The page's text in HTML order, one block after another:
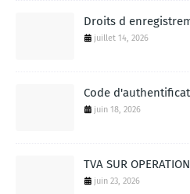
Droits d
juillet 14, 2026
Code
juin 18, 2026
TVA SUR
juin 23, 2026